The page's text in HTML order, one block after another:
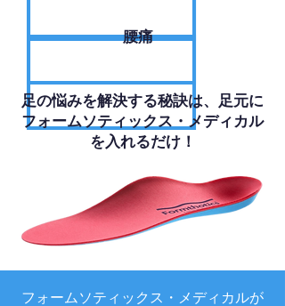
腰痛
足の悩みを解決する秘訣は、足元に
フォームソティックス・メディカル
を入れるだけ！
フォームソティックス・メディカルが